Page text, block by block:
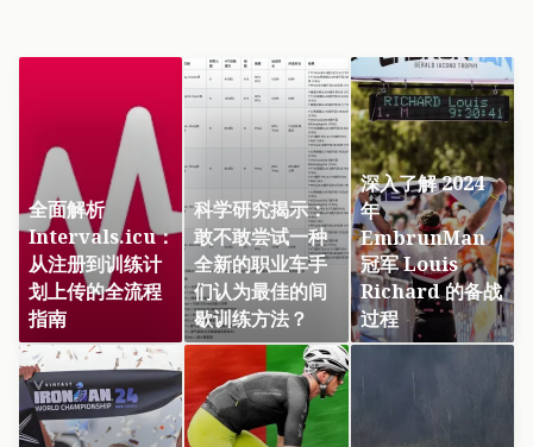
全面解析
Intervals.icu：
从注册到训练计
划上传的全流程
指南
科学研究揭示：
敢不敢尝试一种
全新的职业车手
们认为最佳的间
歇训练方法？
深入了解 2024
年
EmbrunMan
冠军 Louis
Richard 的备战
过程